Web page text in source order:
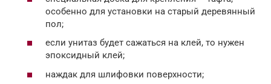
особенно для установки на старый деревянный
пол;
если унитаз будет сажаться на клей, то нужен
эпоксидный клей;
наждак для шлифовки поверхности;